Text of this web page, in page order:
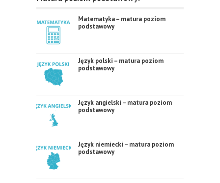
Matematyka – matura poziom
podstawowy
Język polski – matura poziom
podstawowy
Język angielski – matura poziom
podstawowy
Język niemiecki – matura poziom
podstawowy